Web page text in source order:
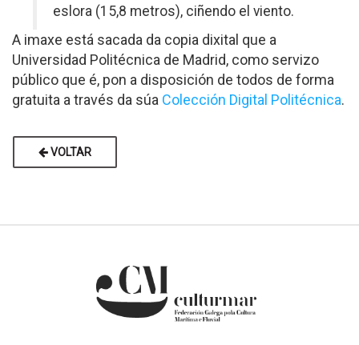
eslora (15,8 metros), ciñendo el viento.
A imaxe está sacada da copia dixital que a
Universidad Politécnica de Madrid, como servizo
público que é, pon a disposición de todos de forma
gratuita a través da súa Colección Digital Politécnica.
VOLTAR